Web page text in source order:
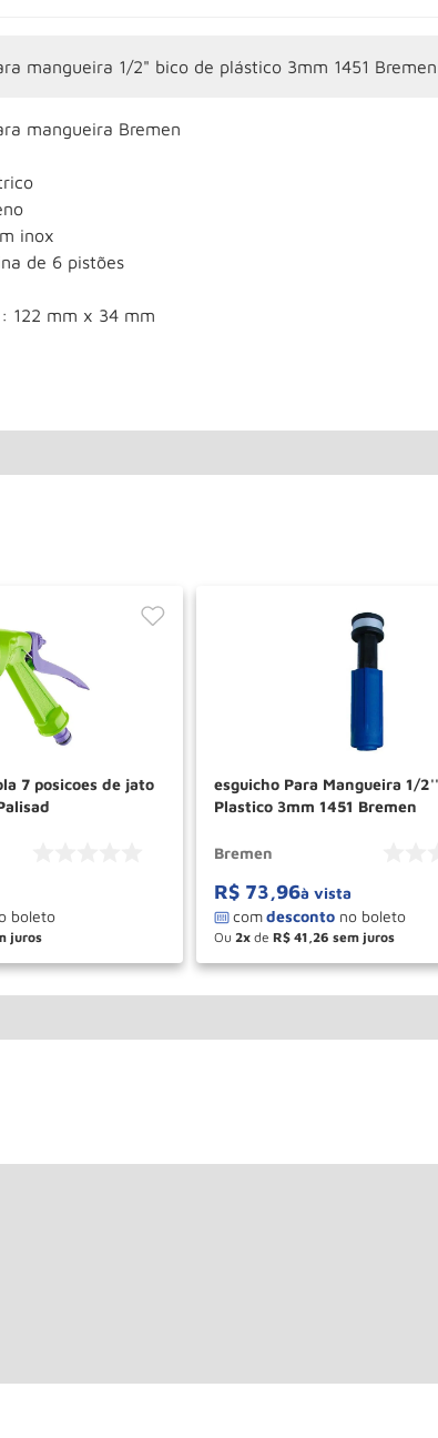
mangueira 1/2" bico de plástico 3mm 1451 Bremen
mangueira Bremen
inox
de 6 pistões
122 mm x 34 mm
7 posicoes de jato
COMPRAR
esguicho Para Mangueira 1/
Plastico 3mm 1451 Bremen
Bremen
R$ 73,96à vista
Ou 2 de R$ 41 26
＋
－